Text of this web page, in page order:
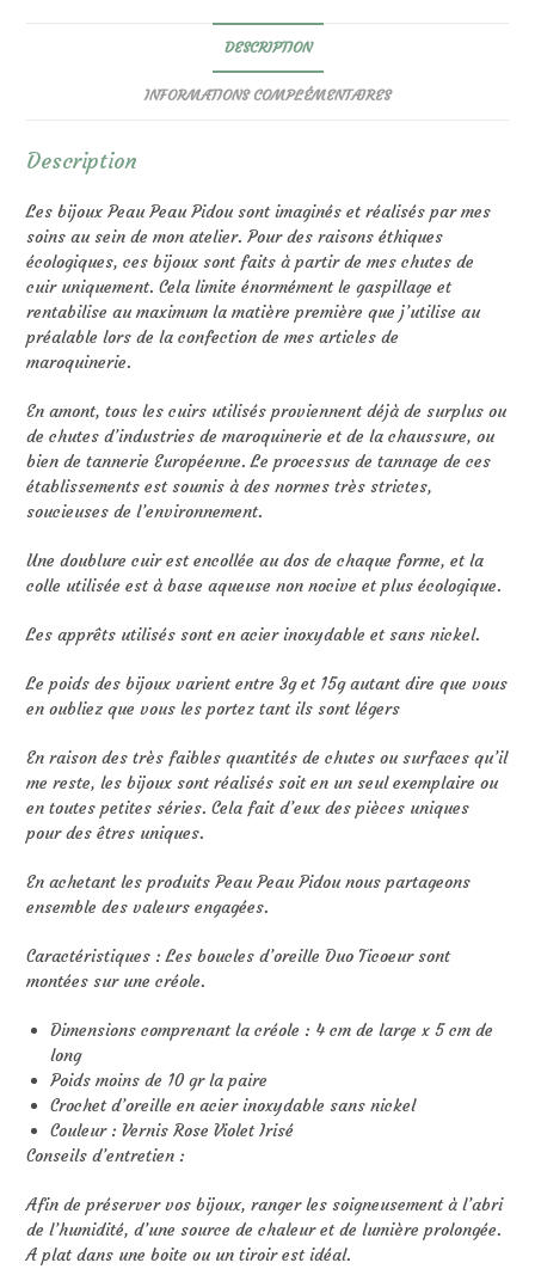
DESCRIPTION
INFORMATIONS COMPLÉMENTAIRES
Description
Les bijoux Peau Peau Pidou sont imaginés et réalisés par mes
soins au sein de mon atelier. Pour des raisons éthiques
écologiques, ces bijoux sont faits à partir de mes chutes de
cuir uniquement. Cela limite énormément le gaspillage et
rentabilise au maximum la matière première que j’utilise au
préalable lors de la confection de mes articles de
maroquinerie.
En amont, tous les cuirs utilisés proviennent déjà de surplus ou
de chutes d’industries de maroquinerie et de la chaussure, ou
bien de tannerie Européenne. Le processus de tannage de ces
établissements est soumis à des normes très strictes,
soucieuses de l’environnement.
Une doublure cuir est encollée au dos de chaque forme, et la
colle utilisée est à base aqueuse non nocive et plus écologique.
Les apprêts utilisés sont en acier inoxydable et sans nickel.
Le poids des bijoux varient entre 3g et 15g autant dire que vous
en oubliez que vous les portez tant ils sont légers
En raison des très faibles quantités de chutes ou surfaces qu’il
me reste, les bijoux sont réalisés soit en un seul exemplaire ou
en toutes petites séries. Cela fait d’eux des pièces uniques
pour des êtres uniques.
En achetant les produits Peau Peau Pidou nous partageons
ensemble des valeurs engagées.
Caractéristiques : Les boucles d’oreille Duo Ticoeur sont
montées sur une créole.
Dimensions comprenant la créole : 4 cm de large x 5 cm de
long
Poids moins de 10 gr la paire
Crochet d’oreille en acier inoxydable sans nickel
Couleur : Vernis Rose Violet Irisé
Conseils d’entretien :
Afin de préserver vos bijoux, ranger les soigneusement à l’abri
de l’humidité, d’une source de chaleur et de lumière prolongée.
A plat dans une boite ou un tiroir est idéal.